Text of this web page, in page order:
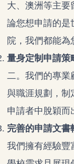
大、澳洲等主要
論您想申請的是
院，我們都能為
量身定制申請策
二。我們的專業
與職涯規劃，制
申請者中脫穎而
完善的申請文書
我們擁有經驗豐